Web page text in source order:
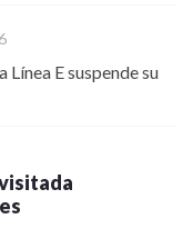
Línea E suspende su